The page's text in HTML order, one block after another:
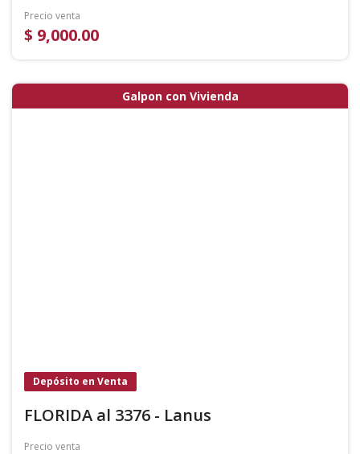
Precio venta
$ 9,000.00
Galpon con Vivienda
Depósito en Venta
FLORIDA al 3376 - Lanus
Precio venta